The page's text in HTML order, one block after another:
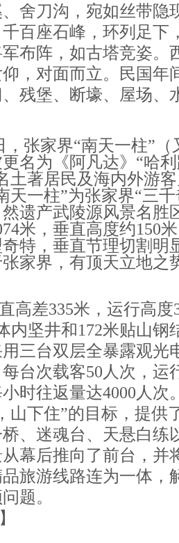
舍刀沟，宛如丝带隐
百座石峰，环列足下
布阵，如古塔竞姿。
，对面而立。民国年
残堡、断壕、屋场、
，张家界“南天一柱”（
名为《阿凡达》“哈
土著居民及海内外游
天一柱”为张家界“三
遗产武陵源风景名胜
米，垂直高度约150
特，垂直节理切割明
家界，有顶天立地之
高差335米，运行高度
内坚井和172米贴山钢
三台双层全暴露观光
台次载客50人次，运
时往返量达4000人次
山下住”的目标，提供
、迷魂台、天悬白练
幕后推向了前台，并
旅游线路连为一体，
题。